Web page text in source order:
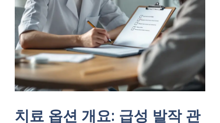
치료 옵션 개요: 급성 발작 관